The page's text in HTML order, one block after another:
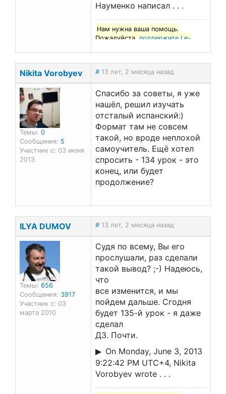
Науменко написал . . .
Нам нужна ваша помощь.
Пожалуйста,поддержите Le-
Nikita Vorobyev # 13 лет, 2 месяца назад
Темы: 0
Сообщения: 5
Участник с: 03 июня
2013
Спасибо за советы, я уже
нашёл, решил изучать
отсталый испанский:)
Формат там не совсем
такой, но вроде неплохой
самоучитель. Ещё хотел
спросить - 134 урок - это
конец, или будет
продолжение?
ILYA DUMOV # 13 лет, 2 месяца назад
Темы: 656
Сообщения: 3917
Участник с: 03
марта 2010
Судя по всему, Вы его
прослушали, раз сделали
такой вывод? ;-) Надеюсь,
что
все изменится, и мы
пойдем дальше. Сгодня
будет 135-й урок - я даже
сделал
ДЗ. Почти.
On Monday, June 3, 2013
9:22:42 PM UTC+4, Nikita
Vorobyev wrote . . .